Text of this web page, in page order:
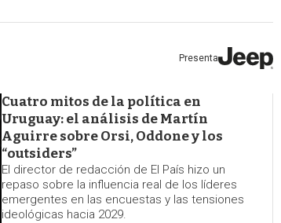
Cuatro mitos de la política en
Uruguay: el análisis de Martín
Aguirre sobre Orsi, Oddone y los
“outsiders”
El director de redacción de El País hizo un
repaso sobre la influencia real de los líderes
emergentes en las encuestas y las tensiones
ideológicas hacia 2029.